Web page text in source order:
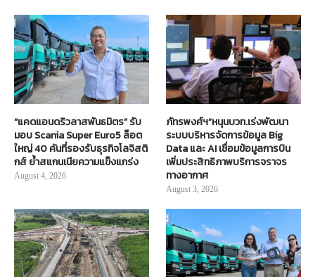
“แคดแอนดริวลาสพันธมิตร” รับ
มอบ Scania Super Euro5 ล็อต
ใหญ่ 40 คันที่รองรับธุรกิจโลจิสติ
กส์ ย้ำสแกนเนียความแข็งแกร่ง
August 4, 2026
ภัทรพงศ์ฯ”หนุนบวท.เร่งพัฒนา
ระบบบริหารจัดการข้อมูล Big
Data และ AI เชื่อมข้อมูลการบิน
เพิ่มประสิทธิภาพบริการจราจร
ทางอากาศ
August 3, 2026